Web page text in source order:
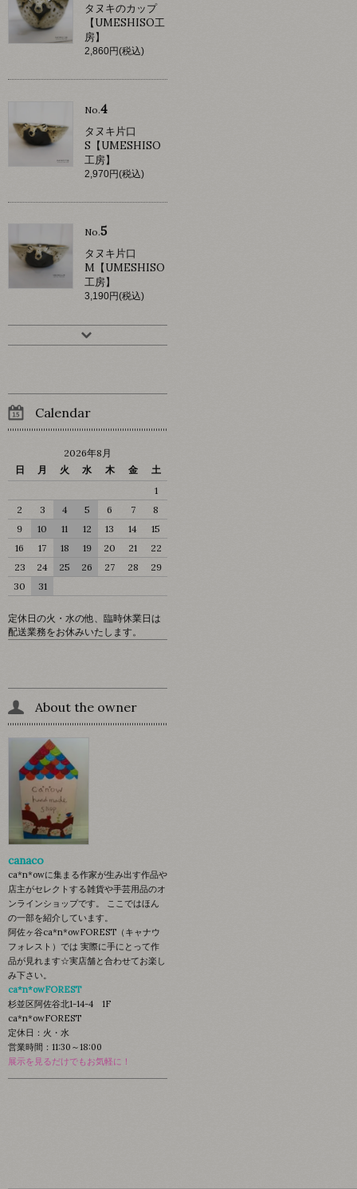
タヌキのカップ
【UMESHISO工
房】
2,860円(税込)
No.4
タヌキ片口
S【UMESHISO
工房】
2,970円(税込)
No.5
タヌキ片口
M【UMESHISO
工房】
3,190円(税込)
Calendar
2026年8月
日
月 火 水 木 金
土
1
2
3 4 5 6 7
8
9
10 11 12 13 14
15
16
17 18 19 20 21
22
23
24 25 26 27 28
29
30
31
定休日の火・水の他、臨時休業日は
配送業務をお休みいたします。
About the owner
canaco
ca*n*owに集まる作家が生み出す作品や
店主がセレクトする雑貨や手芸用品のオ
ンラインショップです。 ここではほん
の一部を紹介しています。
阿佐ヶ谷ca*n*owFOREST（キャナウ
フォレスト）では 実際に手にとって作
品が見れます☆実店舗と合わせてお楽し
み下さい。
ca*n*owFOREST
杉並区阿佐谷北1-14-4 1F
ca*n*owFOREST
定休日：火・水
営業時間：11:30～18:00
展示を見るだけでもお気軽に！